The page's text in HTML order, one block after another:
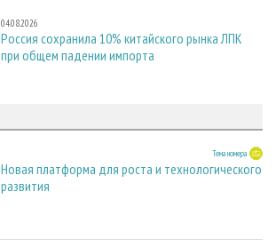
04.08.2026
Россия сохранила 10% китайского рынка ЛПК
при общем падении импорта
Тема номера
Новая платформа для роста и технологического
развития